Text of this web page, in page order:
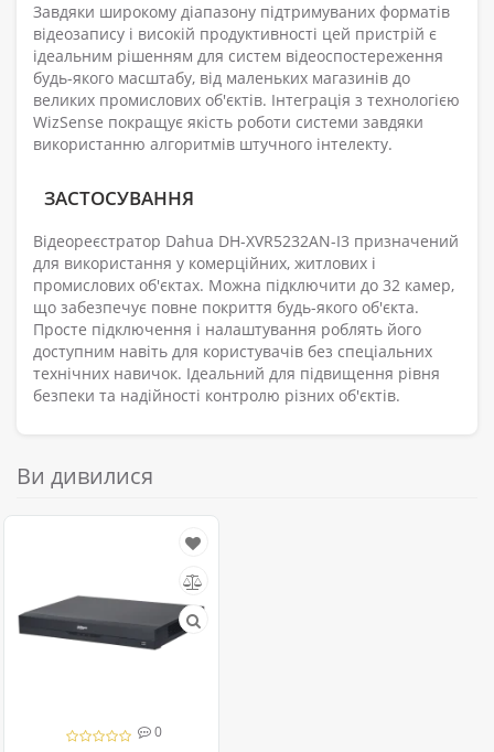
Завдяки широкому діапазону підтримуваних форматів
відеозапису і високій продуктивності цей пристрій є
ідеальним рішенням для систем відеоспостереження
будь-якого масштабу, від маленьких магазинів до
великих промислових об'єктів. Інтеграція з технологією
WizSense покращує якість роботи системи завдяки
використанню алгоритмів штучного інтелекту.
ЗАСТОСУВАННЯ
Відеореєстратор Dahua DH-XVR5232AN-I3 призначений
для використання у комерційних, житлових і
промислових об'єктах. Можна підключити до 32 камер,
що забезпечує повне покриття будь-якого об'єкта.
Просте підключення і налаштування роблять його
доступним навіть для користувачів без спеціальних
технічних навичок. Ідеальний для підвищення рівня
безпеки та надійності контролю різних об'єктів.
Ви дивилися
0